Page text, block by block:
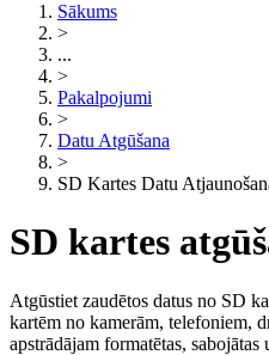
Sākums
>
...
>
Pakalpojumi
>
Datu Atgūšana
>
SD Kartes Datu
SD kartes
Atgūstiet zaudētos datus no SD
kartēm no kamerām, telefoniem,
apstrādājam formatētas,